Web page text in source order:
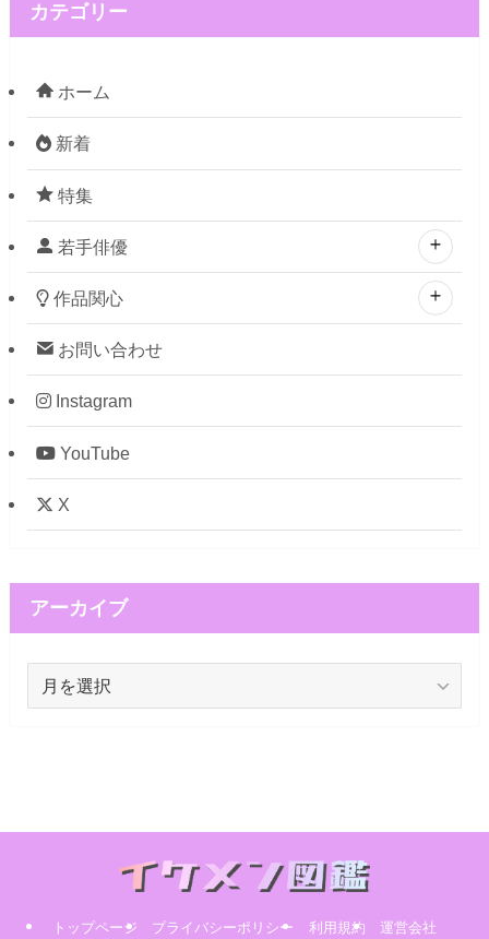
カテゴリー
ホーム
新着
特集
若手俳優
作品関心
お問い合わせ
Instagram
YouTube
X
アーカイブ
トップページ プライバシーポリシー 利用規約 運営会社